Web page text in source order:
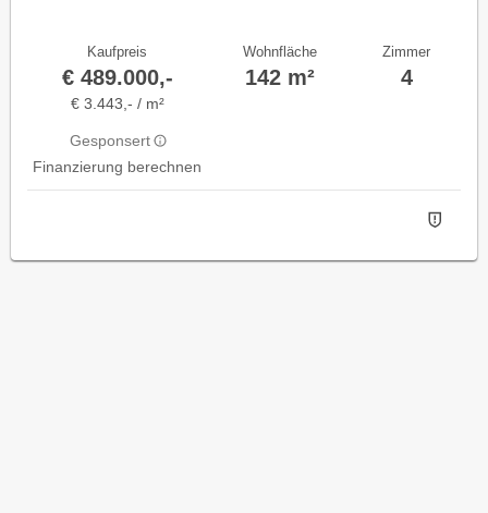
Kaufpreis
€ 489.000,-
€ 3.443,- / m²
Gesponsert
Finanzierung berechnen
Wohnfläche
142 m²
Zimmer
4